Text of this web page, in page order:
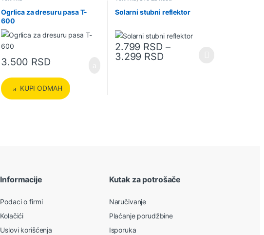
Ogrlica za dresuru pasa T-
600
3.500 RSD
KUPI ODMAH
Solarni stubni reflektor
2.799 RSD –
3.299 RSDRaspon cena: od
Ovaj proizvod ima više varijanti. Opcije mogu
Informacije
Podaci o firmi
Kolačići
Uslovi korišćenja
Kutak za potrošače
Naručivanje
Plaćanje porudžbine
Isporuka